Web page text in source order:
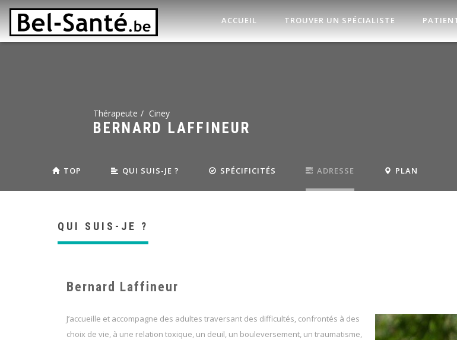
ACCUEIL TROUVER UN SPÉCIALISTE
Thérapeute Ciney
BERNARD LAFFINEUR
TOP QUI SUIS-JE ? SPÉCIFICITÉS ADRESSE PLAN
QUI SUIS-JE ?
Bernard Laffineur
J’accueille et accompagne des adultes traversant des difficultés, confrontés à des
choix de vie, à une relation toxique, un deuil, un bouleversement, un traumatisme,